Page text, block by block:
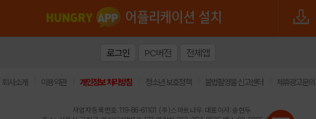
로그인 PC버전 전체앱
회사소개 이용약관 개인정보 처리방침 청소년 보호정책 불법촬영물 신고센터 제휴광고문의
사업자등록번호:119-86-61101 (주)스마트나우 대표이사:송현두